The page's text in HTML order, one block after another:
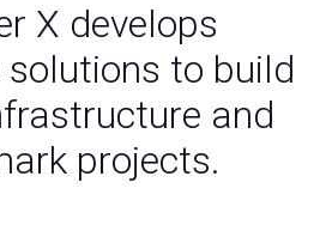
X develops
solutions to build
and
projects.